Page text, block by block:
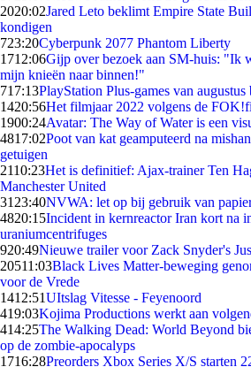
2020:02Jared Leto beklimt Empire State
kondigen
723:20Cyberpunk 2077 Phantom Liberty
1712:06Gijp over bezoek aan SM-huis: "Ik
mijn knieën naar binnen!"
717:13PlayStation Plus-games van augustus
1420:56Het filmjaar 2022 volgens de
1900:24Avatar: The Way of Water is een
4817:02Poot van kat geamputeerd na
getuigen
2110:23Het is definitief: Ajax-trainer Ten
Manchester United
31 23:40NVWA: let op bij gebruik van
4820:15Incident in kernreactor Iran kort na
uraniumcentrifuges
920:49Nieuwe trailer voor Zack Snyder's
20511:03Black Lives Matter-beweging
voor de Vrede
1412:51UItslag Vitesse - Feyenoord
419:03Kojima Productions werkt aan
414:25The Walking Dead: World Beyond
op de zombie-apocalyps
1716:28Preorders Xbox Series X/S starten